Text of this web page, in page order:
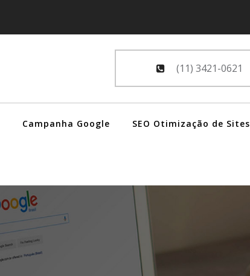
(11) 3421-0621
Campanha Google SEO Otimização de Sites